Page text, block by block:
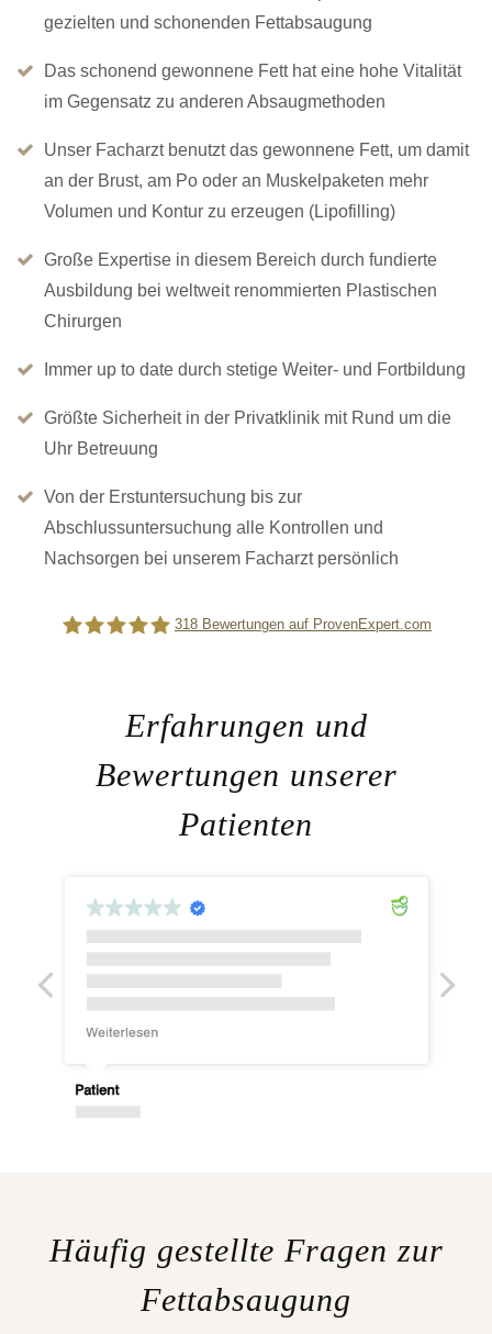
gezielten und schonenden Fettabsaugung
Das schonend gewonnene Fett hat eine hohe Vitalität
im Gegensatz zu anderen Absaugmethoden
Unser Facharzt benutzt das gewonnene Fett, um damit
an der Brust, am Po oder an Muskelpaketen mehr
Volumen und Kontur zu erzeugen (Lipofilling)
Große Expertise in diesem Bereich durch fundierte
Ausbildung bei weltweit renommierten Plastischen
Chirurgen
Immer up to date durch stetige Weiter- und Fortbildung
Größte Sicherheit in der Privatklinik mit Rund um die
Uhr Betreuung
Von der Erstuntersuchung bis zur
Abschlussuntersuchung alle Kontrollen und
Nachsorgen bei unserem Facharzt persönlich
318 Bewertungen auf ProvenExpert.com
Erfahrungen und
Bewertungen unserer
Patienten
Häufig gestellte Fragen zur
Fettabsaugung